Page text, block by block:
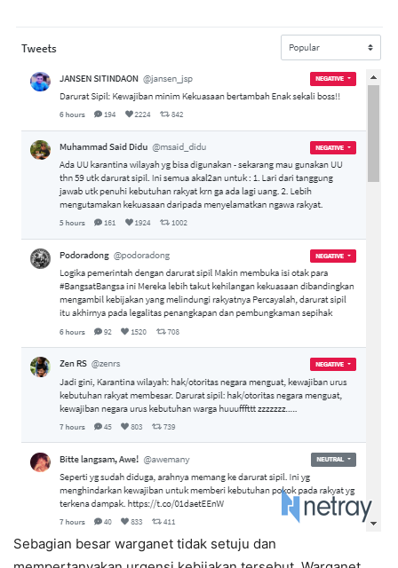
Sebagian besar warganet tidak setuju dan